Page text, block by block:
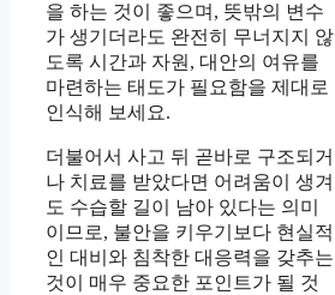
을 하는 것이 좋으며, 뜻밖의 변수
가 생기더라도 완전히 무너지지 않
도록 시간과 자원, 대안의 여유를
마련하는 태도가 필요함을 제대로
인식해 보세요.
더불어서 사고 뒤 곧바로 구조되거
나 치료를 받았다면 어려움이 생겨
도 수습할 길이 남아 있다는 의미
이므로, 불안을 키우기보다 현실적
인 대비와 침착한 대응력을 갖추는
것이 매우 중요한 포인트가 될 것